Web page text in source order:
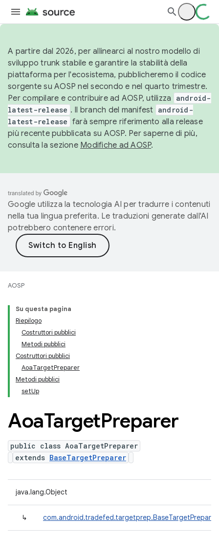
A partire dal 2026, per allinearci al nostro modello di
sviluppo trunk stabile e garantire la stabilità della
piattaforma per l'ecosistema, pubblicheremo il codice
sorgente su AOSP nel secondo e nel quarto trimestre.
Per compilare e contribuire ad AOSP, utilizza
android-
latest-release . Il branch del manifest android-
latest-release farà sempre riferimento alla release
più recente pubblicata su AOSP. Per saperne di più,
consulta la sezione Modifiche ad AOSP.
Google utilizza la tecnologia AI per tradurre i contenuti
nella tua lingua preferita. Le traduzioni generate dall'AI
potrebbero contenere errori.
AOSP
Su questa pagina
Riepilogo
Costruttori pubblici
Metodi pubblici
Costruttori pubblici
AoaTargetPreparer
Metodi pubblici
setUp
AoaTargetPreparer
public class AoaTargetPreparer
extends BaseTargetPreparer
java.lang.Object
↳ com.android.tradefed.targetprep.BaseTargetPreparer